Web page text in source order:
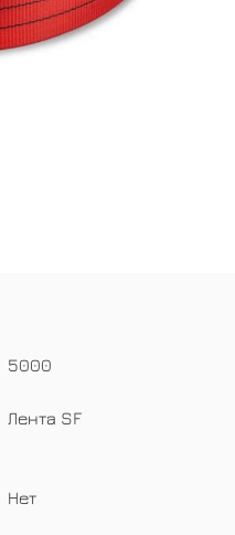
5000
Лента SF
Нет